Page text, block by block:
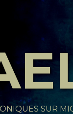
SUR